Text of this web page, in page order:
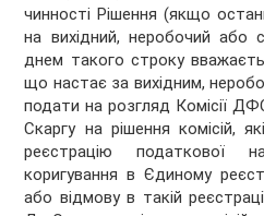
чинності Рішення (якщо
на вихідний, неробочий або
днем такого строку
що настає за вихідним,
подати на розгляд Комісії
Скаргу на рішення комісій,
реєстрацію податкової
коригування в Єдиному
або відмову в такій